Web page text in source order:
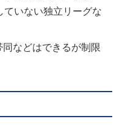
ていない独立リーグな
などはできるが制限